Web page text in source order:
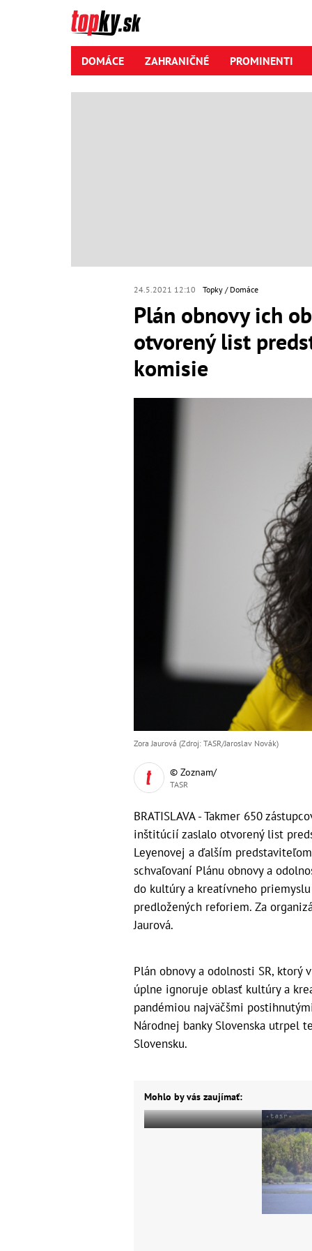
DOMÁCE ZAHRANIČNÉ PROMINENTI
24.5.2021 12:10 Topky Domáce
Plán obnovy ich
otvorený list
komisie
Zora Jaurová (Zdroj: TASR/Jaroslav Novák)
© Zoznam/
TASR
BRATISLAVA - Takmer 650
inštitúcií zaslalo otvorený list
Leyenovej a ďalším
schvaľovaní Plánu obnovy a
do kultúry a kreatívneho
predložených reforiem. Za
Jaurová.
Plán obnovy a odolnosti SR, ktorý
úplne ignoruje oblasť kultúry a
pandémiou najväčšmi
Národnej banky Slovenska utrpel
Slovensku.
Mohlo by vás zaujímať: